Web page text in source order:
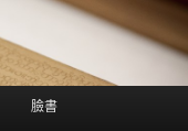
臉書